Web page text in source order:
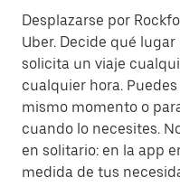
Desplazarse por
Uber. Decide qué
solicita un viaje
cualquier hora.
mismo momento o
cuando lo necesites.
en solitario: en la app
medida de tus